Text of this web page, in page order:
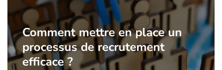
Comment mettre en place un
processus de recrutement
efficace ?